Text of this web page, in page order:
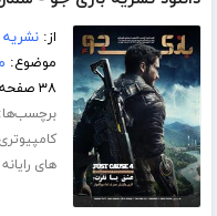
از:نشریه
موضوع:
۳۸ صفحه
کامپیوتری
های